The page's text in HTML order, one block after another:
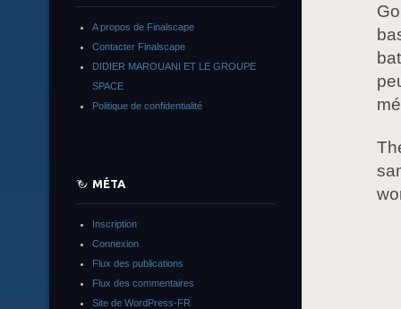
A propos de Finalscape
Contacter Finalscape
DIDIER MAROUANI ET LE GROUPE
SPACE
Politique de confidentialité
MÉTA
Inscription
Connexion
Flux des publications
Flux des commentaires
Site de WordPress-FR